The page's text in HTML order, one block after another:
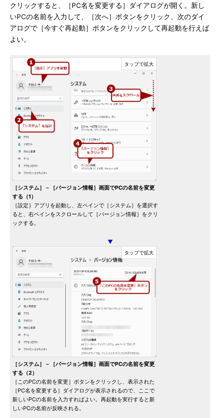
クリックすると、［PC名を変更する］ダイアログが開く。新し
いPCの名前を入力して、［次へ］ボタンをクリック、次のダイ
アログで［今すぐ再起動］ボタンをクリックして再起動を行えば
よい。
［システム］－［バージョン情報］画面でPCの名前を変更
する（1）
［設定］アプリを起動し、左ペインで［システム］を選択す
ると、右ペインをスクロールして［バージョン情報］をクリ
ックする。
▼
［システム］－［バージョン情報］画面でPCの名前を変更
する（2）
［このPCの名前を変更］ボタンをクリックし、表示された
［PC名を変更する］ダイアログが表示されるので、ここで
新しいPCの名前を入力すればよい。再起動を実行すると新
しいPCの名前が反映される。